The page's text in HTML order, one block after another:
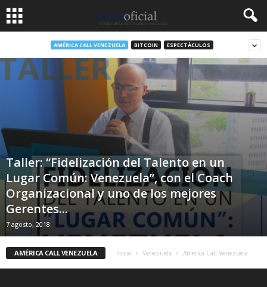
AMÉRICA CALL VENEZUELA BITCOIN ESPECTÁCULOS
Taller: “Fidelización del Talento en un
Lugar Común: Venezuela”, con el Coach
Organizacional y uno de los mejores
Gerentes...
7 agosto, 2018
AMÉRICA CALL VENEZUELA Inicio Venezuela América Call Venezuela